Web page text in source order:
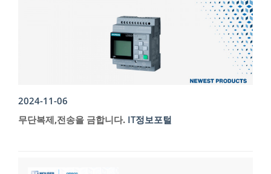
2024-11-06
무단복제,전송을 금합니다. IT정보포털